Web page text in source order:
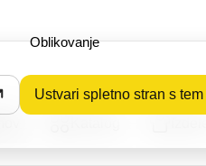
Oblikovanje
Ustvari spletno stran s